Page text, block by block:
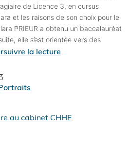
de Licence 3, en cursus
et les raisons de son choix pour le
PRIEUR a obtenu un baccalauréat
elle s’est orientée vers des
la lecture
au cabinet CHHE